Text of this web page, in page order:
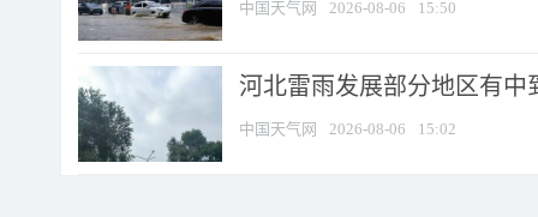
中国天气网 2026-08-06 15:50
河北雷雨发展部分地区有中
中国天气网 2026-08-06 15:02